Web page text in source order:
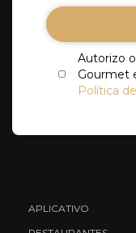
Autorizo
Gourmet
Política
APLICATIVO